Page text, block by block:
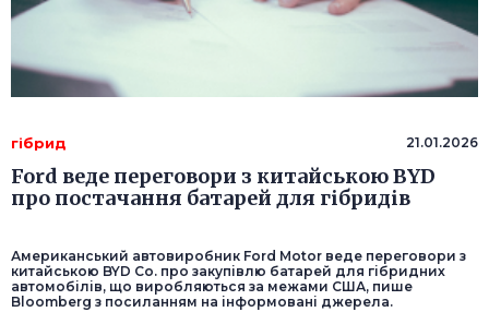
гібрид 21.01.2026
Ford веде переговори з китайською BYD
про постачання батарей для гібридів
Американський автовиробник Ford Motor веде переговори з
китайською BYD Co. про закупівлю батарей для гібридних
автомобілів, що виробляються за межами США, пише
Bloomberg з посиланням на інформовані джерела.